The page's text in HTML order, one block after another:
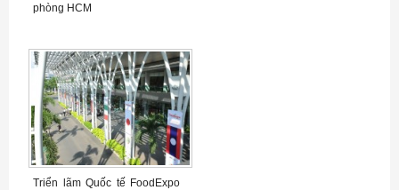
phòng HCM
Triển lãm Quốc tế FoodExpo